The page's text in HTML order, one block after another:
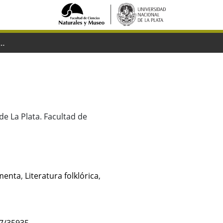
Argentiniens
La Plata. Facultad de
, Literatura folklórica,